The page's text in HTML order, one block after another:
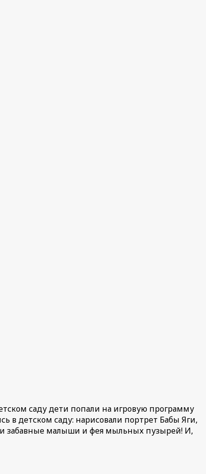
саду дети попали на игровую программу
в детском саду: нарисовали портрет Бабы Яги,
забавные малыши и фея мыльных пузырей! И,